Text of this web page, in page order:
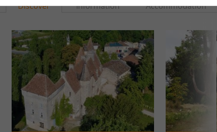
Discover Information Accommodation